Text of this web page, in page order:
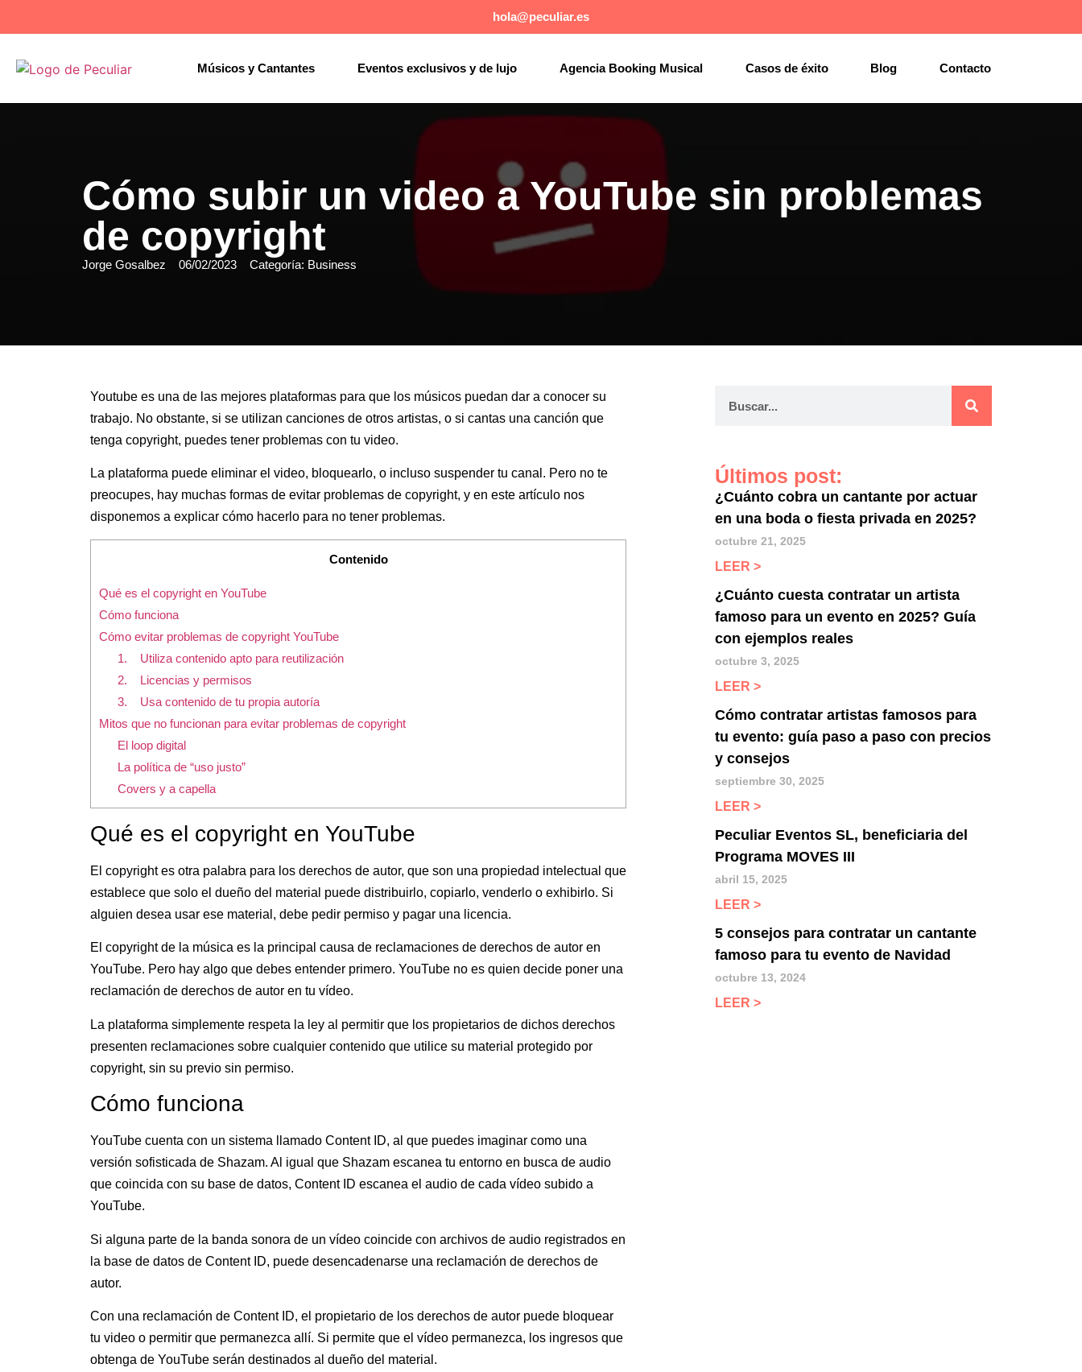
hola@peculiar.es
Músicos y Cantantes Eventos exclusivos y de lujo Agencia Booking Musical Casos de éxito Blog Contacto
Cómo subir un video a YouTube sin problemas
de copyright
Jorge Gosalbez 06/02/2023 Categoría: Business
Youtube es una de las mejores plataformas para que los músicos puedan dar a conocer su
trabajo. No obstante, si se utilizan canciones de otros artistas, o si cantas una canción que
tenga copyright, puedes tener problemas con tu video.
La plataforma puede eliminar el video, bloquearlo, o incluso suspender tu canal. Pero no te
preocupes, hay muchas formas de evitar problemas de copyright, y en este artículo nos
disponemos a explicar cómo hacerlo para no tener problemas.
Contenido
Qué es el copyright en YouTube
Cómo funciona
Cómo evitar problemas de copyright YouTube
1. Utiliza contenido apto para reutilización
2. Licencias y permisos
3. Usa contenido de tu propia autoría
Mitos que no funcionan para evitar problemas de copyright
El loop digital
La política de “uso justo”
Covers y a capella
Qué es el copyright en YouTube
El copyright es otra palabra para los derechos de autor, que son una propiedad intelectual que
establece que solo el dueño del material puede distribuirlo, copiarlo, venderlo o exhibirlo. Si
alguien desea usar ese material, debe pedir permiso y pagar una licencia.
El copyright de la música es la principal causa de reclamaciones de derechos de autor en
YouTube. Pero hay algo que debes entender primero. YouTube no es quien decide poner una
reclamación de derechos de autor en tu vídeo.
La plataforma simplemente respeta la ley al permitir que los propietarios de dichos derechos
presenten reclamaciones sobre cualquier contenido que utilice su material protegido por
copyright, sin su previo sin permiso.
Cómo funciona
YouTube cuenta con un sistema llamado Content ID, al que puedes imaginar como una
versión sofisticada de Shazam. Al igual que Shazam escanea tu entorno en busca de audio
que coincida con su base de datos, Content ID escanea el audio de cada vídeo subido a
YouTube.
Si alguna parte de la banda sonora de un vídeo coincide con archivos de audio registrados en
la base de datos de Content ID, puede desencadenarse una reclamación de derechos de
autor.
Con una reclamación de Content ID, el propietario de los derechos de autor puede bloquear
tu video o permitir que permanezca allí. Si permite que el vídeo permanezca, los ingresos que
obtenga de YouTube serán destinados al dueño del material.
Últimos post:
¿Cuánto cobra un cantante por actuar
en una boda o fiesta privada en 2025?
octubre 21, 2025
LEER >
¿Cuánto cuesta contratar un artista
famoso para un evento en 2025? Guía
con ejemplos reales
octubre 3, 2025
LEER >
Cómo contratar artistas famosos para
tu evento: guía paso a paso con precios
y consejos
septiembre 30, 2025
LEER >
Peculiar Eventos SL, beneficiaria del
Programa MOVES III
abril 15, 2025
LEER >
5 consejos para contratar un cantante
famoso para tu evento de Navidad
octubre 13, 2024
LEER >